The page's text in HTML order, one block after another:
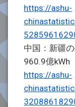
https://ashu-
中国：新疆
960.9億kWh
https://ashu-